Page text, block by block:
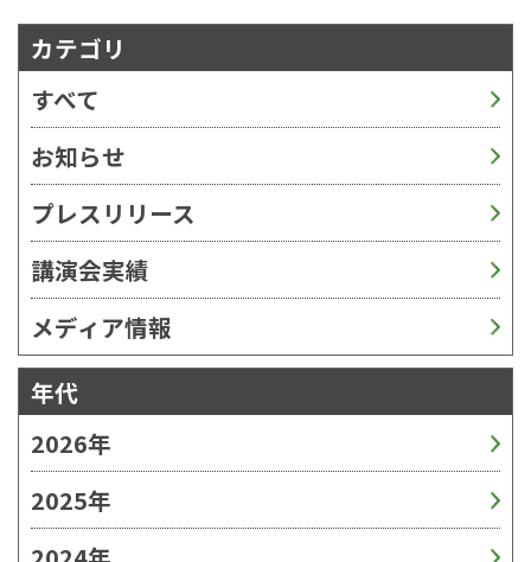
カテゴリ
すべて
お知らせ
プレスリリース
講演会実績
メディア情報
年代
2026年
2025年